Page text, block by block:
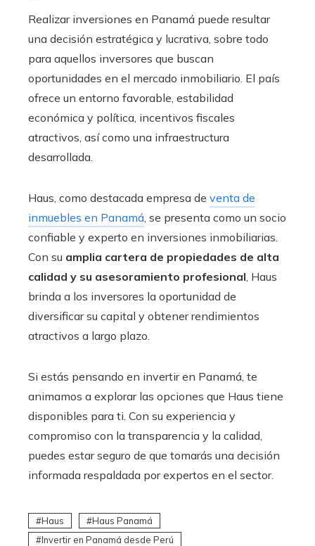
Realizar inversiones en Panamá puede resultar
una decisión estratégica y lucrativa, sobre todo
para aquellos inversores que buscan
oportunidades en el mercado inmobiliario. El país
ofrece un entorno favorable, estabilidad
económica y política, incentivos fiscales
atractivos, así como una infraestructura
desarrollada.
Haus, como destacada empresa de venta de
inmuebles en Panamá , se presenta como un socio
confiable y experto en inversiones inmobiliarias.
Con su amplia cartera de propiedades de alta
calidad y su asesoramiento profesional , Haus
brinda a los inversores la oportunidad de
diversificar su capital y obtener rendimientos
atractivos a largo plazo.
Si estás pensando en invertir en Panamá, te
animamos a explorar las opciones que Haus tiene
disponibles para ti. Con su experiencia y
compromiso con la transparencia y la calidad,
puedes estar seguro de que tomarás una decisión
informada respaldada por expertos en el sector.
Haus
Haus Panamá
Invertir en Panamá desde Perú